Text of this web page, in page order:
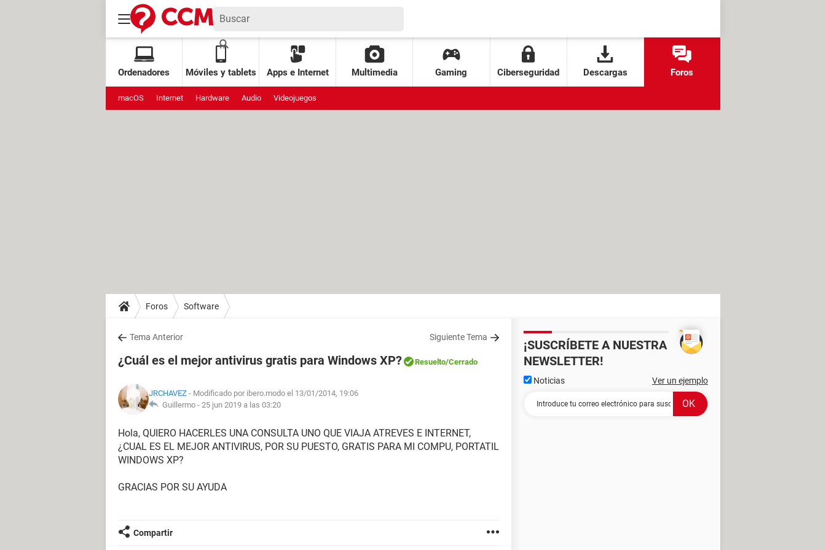
Ordenadores Móviles y tablets Apps e Internet Multimedia Gaming Ciberseguridad Descargas Foros
macOS Internet Hardware Audio Videojuegos
Foros Software
Tema Anterior Siguiente Tema
¿Cuál es el mejor antivirus gratis para Windows XP? Resuelto/Cerrado
JRCHAVEZ - Modificado por ibero.modo el 13/01/2014, 19:06
Guillermo - 25 jun 2019 a las 03:20
Hola, QUIERO HACERLES UNA CONSULTA UNO QUE VIAJA ATREVES E INTERNET,
¿CUAL ES EL MEJOR ANTIVIRUS, POR SU PUESTO, GRATIS PARA MI COMPU, PORTATIL
WINDOWS XP?
GRACIAS POR SU AYUDA
Compartir
¡SUSCRÍBETE A NUESTRA
NEWSLETTER!
Noticias Ver un ejemplo